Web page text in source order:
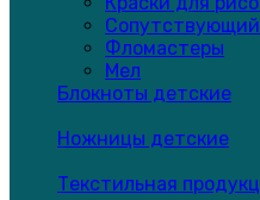
Фломастеры
Мел
Блокноты детские
Ножницы детские
Текстильная